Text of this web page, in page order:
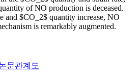
of NO production is deceased.
and $CO_2$ quantity increase, NO
is remarkably augmented.